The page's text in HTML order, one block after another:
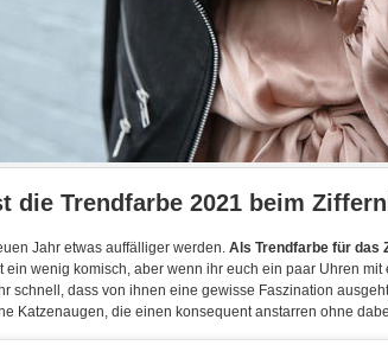
die Trendfarbe 2021 beim
Jahr etwas auffälliger werden. Als Trendfarbe für das
ein wenig komisch, aber wenn ihr euch ein paar Uhren
schnell, dass von ihnen eine gewisse Faszination
Katzenaugen, die einen konsequent anstarren ohne